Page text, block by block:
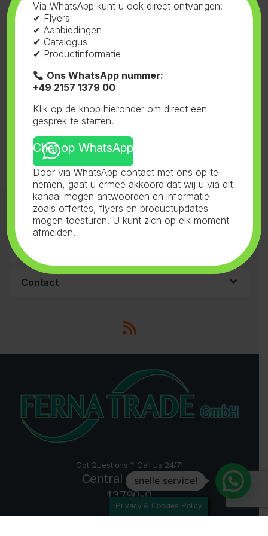
Toont alle 2 resultaten
Categorieën 1
Categorieën 2
Contact
Got Questions ? Call us 24/7!
Central +49 2157
13790-0
Privacy & Cookies Policy
Via WhatsApp kunt u ook direct ontvangen:
✔ Flyers
✔ Aanbiedingen
✔ Catalogus
✔ Productinformatie
Ons WhatsApp nummer:
+49 2157 1379 00
Klik op de knop hieronder om direct een
gesprek te starten.
Chat op WhatsApp
Door via WhatsApp contact met ons op te
nemen, gaat u ermee akkoord dat wij u via dit
kanaal mogen antwoorden en informatie
zoals offertes, flyers en productupdates
mogen toesturen. U kunt zich op elk moment
afmelden.
snelle service!